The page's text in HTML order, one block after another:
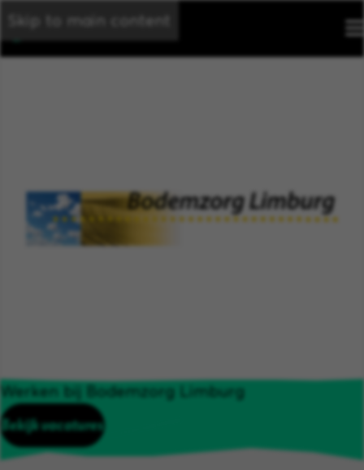
Skip to main content
Werken bij Bodemzorg Limburg
Bekijk vacatures